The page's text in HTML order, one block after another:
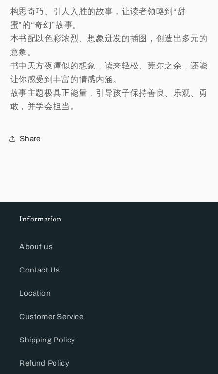
构思奇巧、引人入胜的故事，让读者领略到“甜
蜜”的“奇幻”故事。
本书配以色彩浓烈、想象迸发的插图，创造出多元的
意象。
书中天方夜谭似的想象，读来轻松、莞尔之余，还能
让你感受到丰富的情感内涵。
故事主题极具正能量，引导孩子保持善良、乐观、勇
敢，并学会担当。
Share
Information
About us
Contact Us
Location
Customer Service
Shipping Policy
Refund Policy